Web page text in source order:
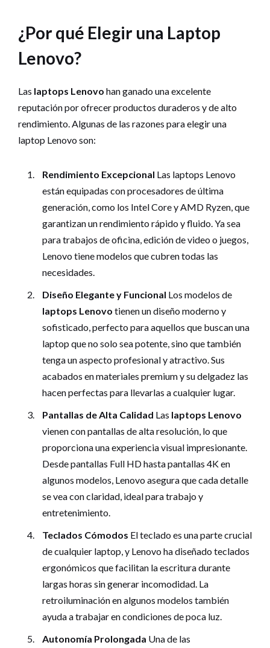
¿Por qué Elegir una Laptop
Lenovo?
Las laptops Lenovo han ganado una excelente
reputación por ofrecer productos duraderos y de alto
rendimiento. Algunas de las razones para elegir una
laptop Lenovo son:
Rendimiento Excepcional Las laptops Lenovo
están equipadas con procesadores de última
generación, como los Intel Core y AMD Ryzen, que
garantizan un rendimiento rápido y fluido. Ya sea
para trabajos de oficina, edición de video o juegos,
Lenovo tiene modelos que cubren todas las
necesidades.
Diseño Elegante y Funcional Los modelos de
laptops Lenovo tienen un diseño moderno y
sofisticado, perfecto para aquellos que buscan una
laptop que no solo sea potente, sino que también
tenga un aspecto profesional y atractivo. Sus
acabados en materiales premium y su delgadez las
hacen perfectas para llevarlas a cualquier lugar.
Pantallas de Alta Calidad Las laptops Lenovo
vienen con pantallas de alta resolución, lo que
proporciona una experiencia visual impresionante.
Desde pantallas Full HD hasta pantallas 4K en
algunos modelos, Lenovo asegura que cada detalle
se vea con claridad, ideal para trabajo y
entretenimiento.
Teclados Cómodos El teclado es una parte crucial
de cualquier laptop, y Lenovo ha diseñado teclados
ergonómicos que facilitan la escritura durante
largas horas sin generar incomodidad. La
retroiluminación en algunos modelos también
ayuda a trabajar en condiciones de poca luz.
Autonomía Prolongada Una de las